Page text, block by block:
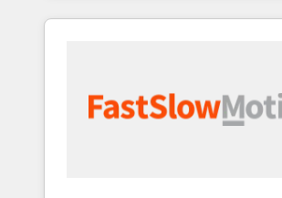
Implementation, Data Migration &
messy data, and disconnected
so it actually drives revenue, not